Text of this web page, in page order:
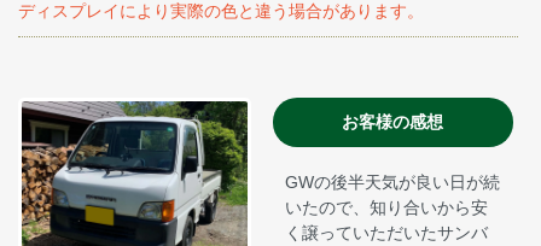
ディスプレイにより実際の色と違う場合があります。
お客様の感想
GWの後半天気が良い日が続
いたので、知り合いから安
く譲っていただいたサンバ